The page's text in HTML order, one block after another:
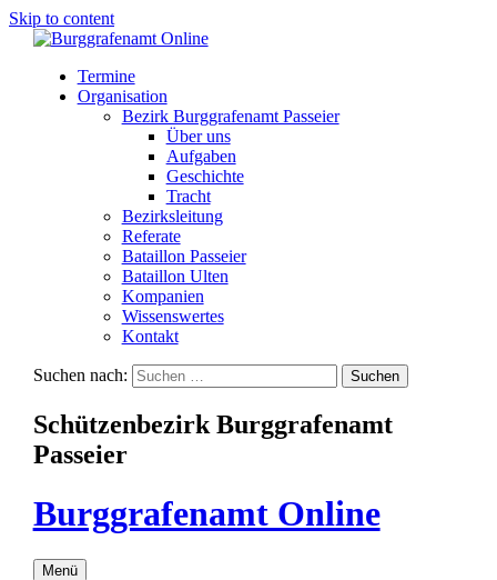
Skip to content
Termine
Organisation
Bezirk Burggrafenamt Passeier
Über uns
Aufgaben
Geschichte
Tracht
Bezirksleitung
Referate
Bataillon Passeier
Bataillon Ulten
Kompanien
Wissenswertes
Kontakt
Suchen nach:
Schützenbezirk Burggrafenamt
Passeier
Burggrafenamt Online
Menü